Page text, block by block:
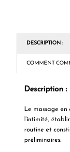
DESCRIPTION :
COMMENT
Description :
Le massage
l’intimité,
routine et
préliminaires.